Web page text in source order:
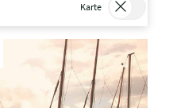
Karte